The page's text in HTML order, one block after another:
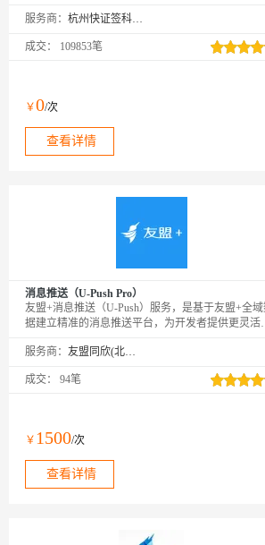
查询-快递查询-快递物流查询-物流查询-快递查询-物
递物流查询-快递物流查询-物流快递查询-快递查询
流查询-快递物流自动单号识别-快递单号识别-快递查
询-物流查询-快递查询-快递物流查询-物流查询-快递
查询-物流查询-快递物流查询-...
服务商： 杭州快证签科技有限公司
成交： 109853笔
￥0/次
查看详情
消息推送（U-Push Pro）
友盟+消息推送（U-Push）服务，是基于友盟+全
据建立精准的消息推送平台，为开发者提供更灵活
性，提高App活跃度。PS：购买成功后，需要在友盟
活才可以正常使用。
服务商： 友盟同欣(北京)科技有限公司
成交： 94笔
￥ 1500/次
查看详情